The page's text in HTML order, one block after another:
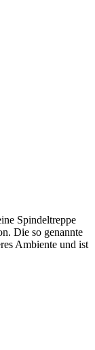
Spindeltreppe
Die so genannte
Ambiente und ist